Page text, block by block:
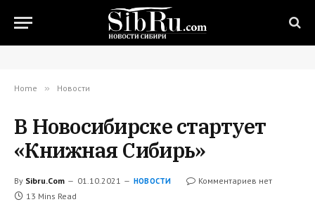
Home » Новости
В Новосибирске стартует
«Книжная Сибирь»
By Sibru.Com 01.10.2021 НОВОСТИ
Комментариев нет
13 Mins Read